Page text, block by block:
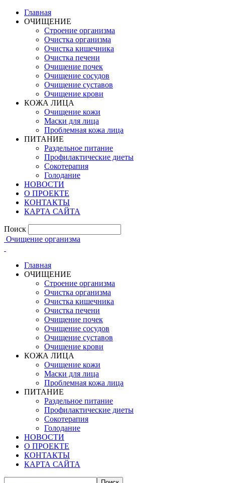
Главная
ОЧИЩЕНИЕ
Строение организма
Очистка организма
Очистка кишечника
Очистка печени
Очищение почек
Очищение сосудов
Очищение суставов
Очищение крови
КОЖА ЛИЦА
Очищение кожи
Маски для лица
Проблемная кожа лица
ПИТАНИЕ
Раздельное питание
Профилактические диеты
Сокотерапия
Голодание
НОВОСТИ
О ПРОЕКТЕ
КОНТАКТЫ
КАРТА САЙТА
Поиск
Очищение организма
Главная
ОЧИЩЕНИЕ
Строение организма
Очистка организма
Очистка кишечника
Очистка печени
Очищение почек
Очищение сосудов
Очищение суставов
Очищение крови
КОЖА ЛИЦА
Очищение кожи
Маски для лица
Проблемная кожа лица
ПИТАНИЕ
Раздельное питание
Профилактические диеты
Сокотерапия
Голодание
НОВОСТИ
О ПРОЕКТЕ
КОНТАКТЫ
КАРТА САЙТА